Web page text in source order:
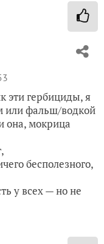
эти гербициды, я
или фальш/водкой
она, мокрица
бесполезного,
у всех — но не